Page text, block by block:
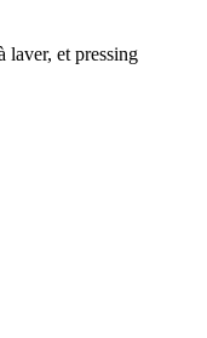
laver, et pressing